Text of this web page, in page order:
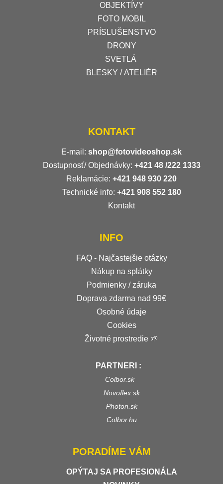
OBJEKTÍVY
FOTO MOBIL
PRÍSLUŠENSTVO
DRONY
SVETLÁ
BLESKY / ATELIÉR
KONTAKT
E-mail: shop@fotovideoshop.sk
Dostupnosť/ Objednávky: +421 48 /222 1333
Reklamácie: +421 948 930 220
Technické info: +421 908 552 180
Kontakt
INFO
FAQ - Najčastejšie otázky
Nákup na splátky
Podmienky / záruka
Doprava zdarma nad 99€
Osobné údaje
Cookies
Životné prostredie 🌱
PARTNERI :
Colbor.sk
Novoflex.sk
Photon.sk
Colbor.hu
PORADÍME VÁM
OPÝTAJ SA PROFESIONÁLA